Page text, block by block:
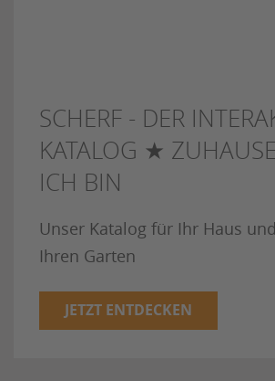
SCHERF - DER
KATALOG ★
ICH BIN
Unser Katalog für Ihr Haus und
Ihren Garten
JETZT ENTDECKEN